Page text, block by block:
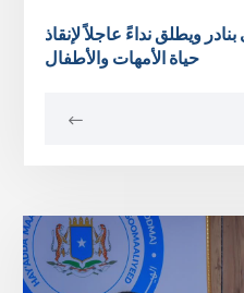
ويطلق نداءً عاجلاً لإنقاذ
حياة الأمهات والأطفال